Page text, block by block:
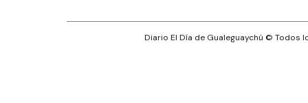
Diario El Día de Gualeguaychú © Todos